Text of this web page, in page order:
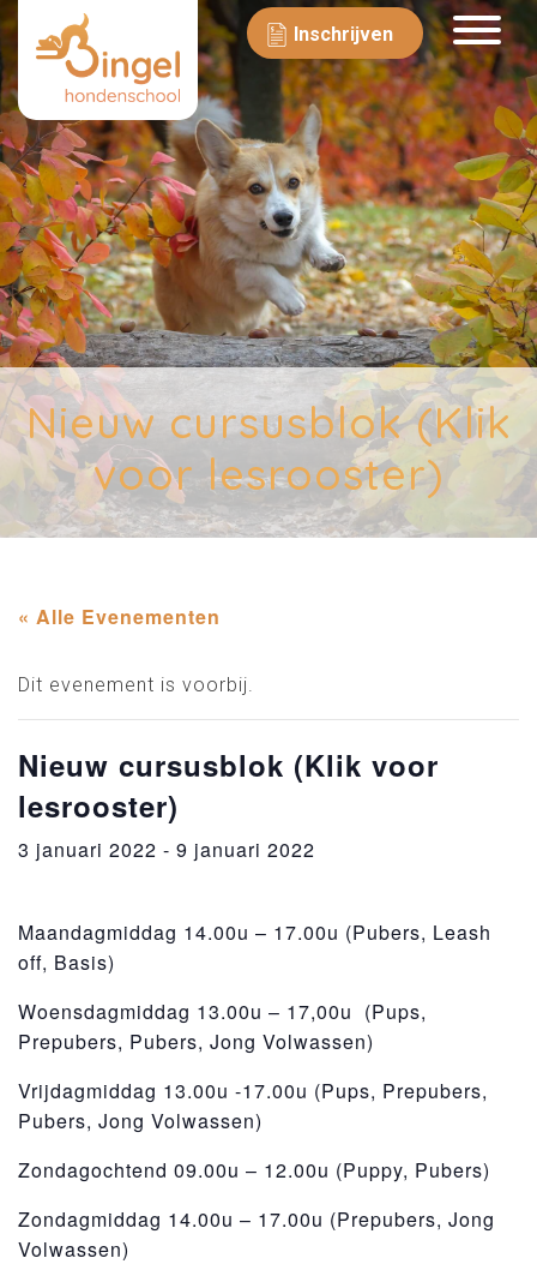
Inschrijven
Nieuw cursusblok (Klik
voor lesrooster)
« Alle Evenementen
Dit evenement is voorbij.
Nieuw cursusblok (Klik voor
lesrooster)
3 januari 2022 - 9 januari 2022
Maandagmiddag 14.00u – 17.00u (Pubers, Leash
off, Basis)
Woensdagmiddag 13.00u – 17,00u (Pups,
Prepubers, Pubers, Jong Volwassen)
Vrijdagmiddag 13.00u -17.00u (Pups, Prepubers,
Pubers, Jong Volwassen)
Zondagochtend 09.00u – 12.00u (Puppy, Pubers)
Zondagmiddag 14.00u – 17.00u (Prepubers, Jong
Volwassen)